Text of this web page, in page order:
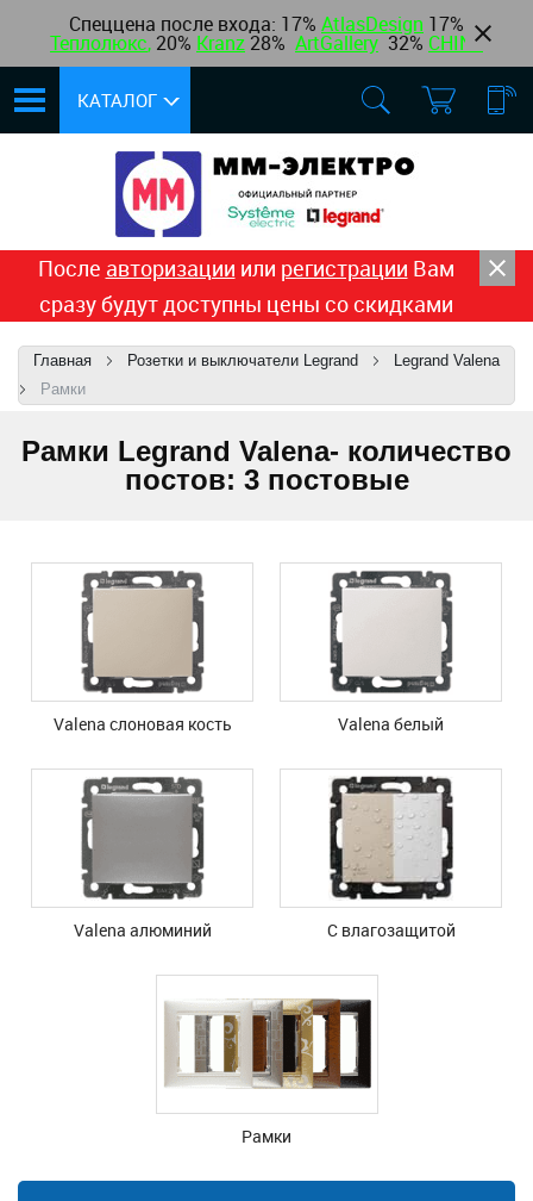
Спеццена после входа: 17% AtlasDesign 17%
Теплолюкс, 20% Kranz 28% ArtGallery 32% CHINT
КАТАЛОГ
После авторизации или регистрации Вам
сразу будут доступны цены со скидками
Главная Розетки и выключатели Legrand
Legrand Valena
Рамки
Рамки Legrand Valena- количество
постов: 3 постовые
Valena cлоновая кость Valena белый
Valena алюминий С влагозащитой
Рамки